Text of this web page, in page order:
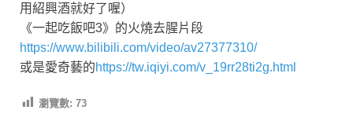
用紹興酒就好了喔）
《一起吃飯吧3》的火燒去腥片段
https://www.bilibili.com/video/av27377310/
或是愛奇藝的https://tw.iqiyi.com/v_19rr28ti2g.html
瀏覽數: 73